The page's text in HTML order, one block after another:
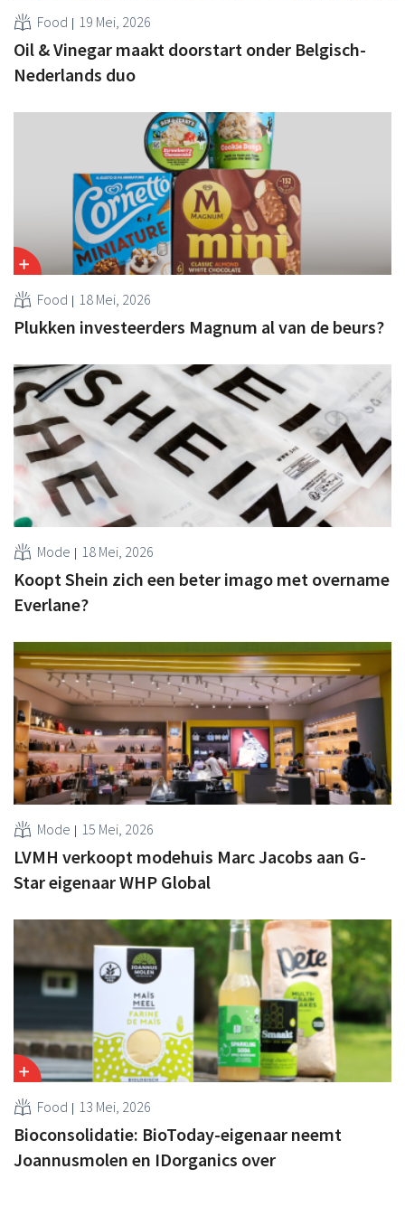
Food 19 Mei, 2026
Oil & Vinegar maakt doorstart onder Belgisch-
Nederlands duo
Food 18 Mei, 2026
Plukken investeerders Magnum al van de beurs?
Mode 18 Mei, 2026
Koopt Shein zich een beter imago met overname
Everlane?
Mode 15 Mei, 2026
LVMH verkoopt modehuis Marc Jacobs aan G-
Star eigenaar WHP Global
Food 13 Mei, 2026
Bioconsolidatie: BioToday-eigenaar neemt
Joannusmolen en IDorganics over